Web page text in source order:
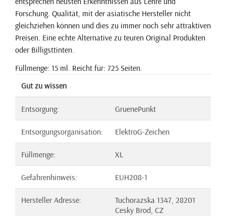
Forschung. Qualität, mit der asiatische Hersteller nicht
gleichziehen können und dies zu immer noch sehr attraktiven
Preisen. Eine echte Alternative zu teuren Original Produkten
oder Billigsttinten.
Füllmenge: 15 ml. Reicht für: 725 Seiten.
Gut zu wissen
Entsorgung: GruenePunkt
Entsorgungsorganisation: ElektroG-Zeichen
Füllmenge: XL
Gefahrenhinweis: EUH208-1
Hersteller Adresse:
Tuchorazska 1347, 28201
Cesky Brod, CZ